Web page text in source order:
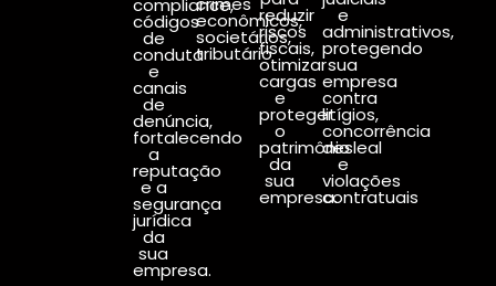
compliance,
códigos
de
conduta
e
canais
de
denúncia,
fortalecendo
a
reputação
e a
segurança
jurídica
da
sua
empresa.
econômicos,
societários,
tributário
reduzir
riscos
fiscais,
otimizar
cargas
e
proteger
o
patrimônio
da
sua
empresa.
e
administrativos,
protegendo
sua
empresa
contra
litígios,
concorrência
desleal
e
violações
contratuais